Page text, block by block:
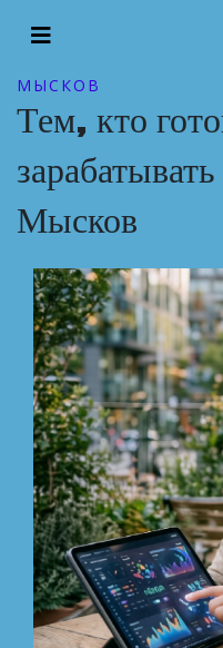
МЫСКОВ
Тем, кто
Мысков